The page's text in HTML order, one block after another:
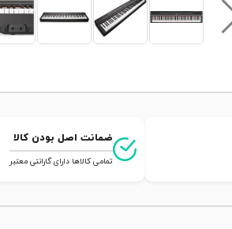
ضمانت اصل بودن کالا
تمامی کالاها دارای گارانتی معتبر